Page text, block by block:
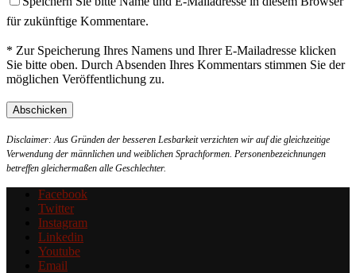
für zukünftige Kommentare.
* Zur Speicherung Ihres Namens und Ihrer E-Mailadresse klicken
Sie bitte oben. Durch Absenden Ihres Kommentars stimmen Sie der
möglichen Veröffentlichung zu.
Disclaimer: Aus Gründen der besseren Lesbarkeit verzichten wir auf die gleichzeitige
Verwendung der männlichen und weiblichen Sprachformen. Personenbezeichnungen
betreffen gleichermaßen alle Geschlechter.
Facebook
Twitter
Instagram
Linkedin
Youtube
Email